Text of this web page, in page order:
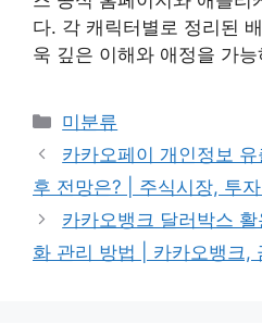
다. 각 캐릭터별로 정리된
욱 깊은 이해와 애정을 가
Categories
미분류
카카오페이 개인정보
후 전망은? | 주식시장, 투
카카오뱅크 달러박스
화 관리 방법 | 카카오뱅크,